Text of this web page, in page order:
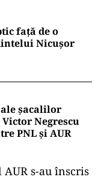
față de o
Nicușor
șacalilor
Negrescu
PNL și AUR
s-au înscris